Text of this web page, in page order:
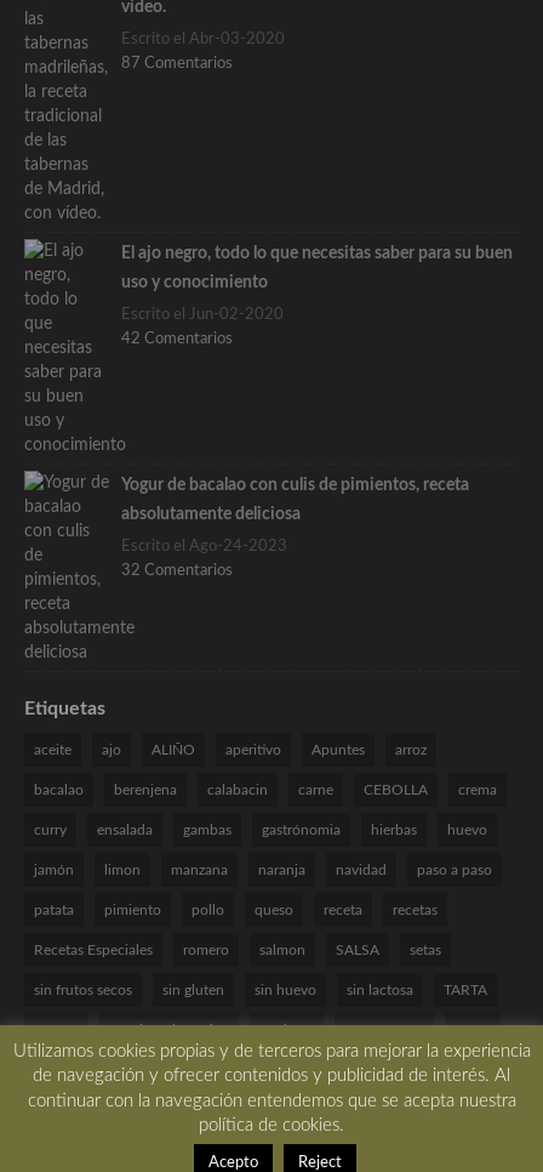
vídeo.
Escrito el Abr-03-2020
87 Comentarios
El ajo negro, todo lo que necesitas saber para su buen
uso y conocimiento
Escrito el Jun-02-2020
42 Comentarios
Yogur de bacalao con culis de pimientos, receta
absolutamente deliciosa
Escrito el Ago-24-2023
32 Comentarios
Etiquetas
aceite ajo ALIÑO aperitivo Apuntes arroz
bacalao berenjena calabacin carne CEBOLLA crema
curry ensalada gambas gastrónomia hierbas huevo
jamón limon manzana naranja navidad paso a paso
patata pimiento pollo queso receta recetas
Recetas Especiales romero salmon SALSA setas
sin frutos secos sin gluten sin huevo sin lactosa TARTA
tomate Técnicas de cocina verduras VINAGRETA yogur
Utilizamos cookies propias y de terceros para mejorar la experiencia
de navegación y ofrecer contenidos y publicidad de interés. Al
continuar con la navegación entendemos que se acepta nuestra
política de cookies.
Acepto Reject